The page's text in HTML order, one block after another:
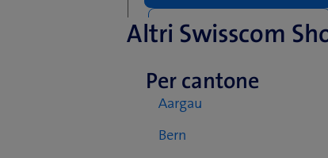
Come arrivare
Swisscom World
Rütistrasse 6a, 9325 Roggwil
Altri Swisscom
Per cantone
Aargau
Bern